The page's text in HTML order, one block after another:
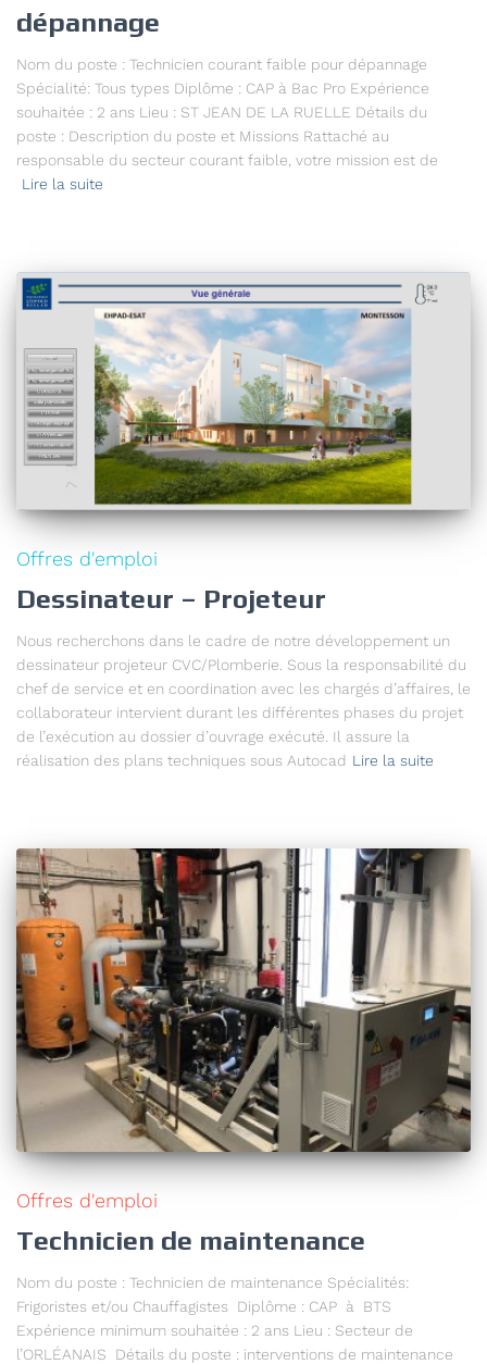
dépannage
Nom du poste : Technicien courant faible pour dépannage
Spécialité: Tous types Diplôme : CAP à Bac Pro Expérience
souhaitée : 2 ans Lieu : ST JEAN DE LA RUELLE Détails du
poste : Description du poste et Missions Rattaché au
responsable du secteur courant faible, votre mission est de
Lire la suite
Offres d'emploi
Dessinateur – Projeteur
Nous recherchons dans le cadre de notre développement un
dessinateur projeteur CVC/Plomberie. Sous la responsabilité du
chef de service et en coordination avec les chargés d’affaires, le
collaborateur intervient durant les différentes phases du projet
de l’exécution au dossier d’ouvrage exécuté. Il assure la
réalisation des plans techniques sous Autocad Lire la suite
Offres d'emploi
Technicien de maintenance
Nom du poste : Technicien de maintenance Spécialités:
Frigoristes et/ou Chauffagistes Diplôme : CAP à BTS
Expérience minimum souhaitée : 2 ans Lieu : Secteur de
l’ORLÉANAIS Détails du poste : interventions de maintenance